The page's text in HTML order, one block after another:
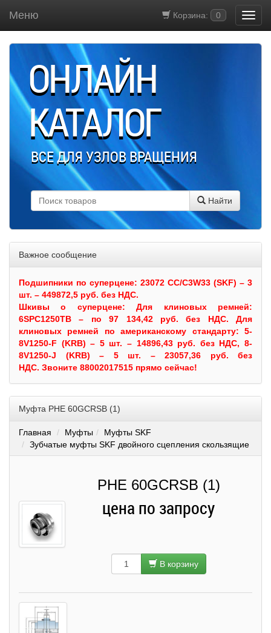
Корзина: 0
Меню
ОНЛАЙН
КАТАЛОГ
ВСЕ ДЛЯ УЗЛОВ ВРАЩЕНИЯ
Найти
Важное сообщение
Подшипники по суперцене: 23072 CC/C3W33 (SKF) – 3
шт. – 449872,5 руб. без НДС.
Шкивыо суперцене:Для клиновых ремней:
6SPC1250TB – по 97 134,42 руб. без НДС. Для
клиновых ремней по американскому стандарту: 5-
8V1250-F (KRB) – 5 шт. – 14896,43 руб. без НДС, 8-
8V1250-J (KRB) – 5 шт. – 23057,36 руб. без
НДС. Звоните 88002017515 прямо сейчас!
Муфта PHE 60GCRSB (1)
Главная Муфты
Муфты SKF
Зубчатые муфты SKF двойного сцепления скользящие
PHE 60GCRSB (1)
цена по запросу
В корзину